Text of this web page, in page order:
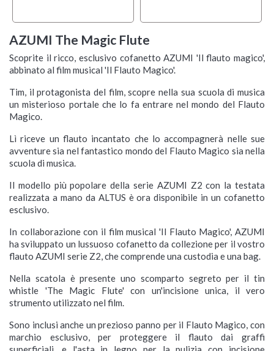
AZUMI The Magic Flute
Scoprite il ricco, esclusivo cofanetto AZUMI 'Il flauto magico',
abbinato al film musical 'Il Flauto Magico'.
Tim, il protagonista del film, scopre nella sua scuola di musica
un misterioso portale che lo fa entrare nel mondo del Flauto
Magico.
Lì riceve un flauto incantato che lo accompagnerà nelle sue
avventure sia nel fantastico mondo del Flauto Magico sia nella
scuola di musica.
Il modello più popolare della serie AZUMI Z2 con la testata
realizzata a mano da ALTUS è ora disponibile in un cofanetto
esclusivo.
In collaborazione con il film musical 'Il Flauto Magico', AZUMI
ha sviluppato un lussuoso cofanetto da collezione per il vostro
flauto AZUMI serie Z2, che comprende una custodia e una bag.
Nella scatola è presente uno scomparto segreto per il tin
whistle 'The Magic Flute' con un'incisione unica, il vero
strumento utilizzato nel film.
Sono inclusi anche un prezioso panno per il Flauto Magico, con
marchio esclusivo, per proteggere il flauto dai graffi